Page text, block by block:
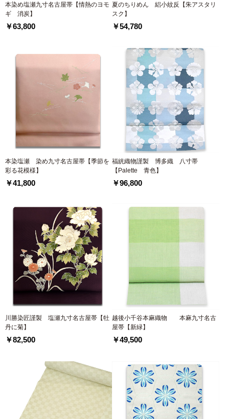
本染め塩瀬九寸名古屋帯【情熱のヨモ
ギ 消炭】
￥63,800
夏のちりめん 絽小紋反【朱アスタリ
スク】
￥54,780
本染塩瀬 染め九寸名古屋帯【季節を
彩る花模様】
￥41,800
福絖織物謹製 博多織 八寸帯
【Palette 青色】
￥96,800
川勝染匠謹製 塩瀬九寸名古屋帯【牡
丹に菊】
￥82,500
越後小千谷本麻織物 本麻九寸名古
屋帯【新緑】
￥49,500